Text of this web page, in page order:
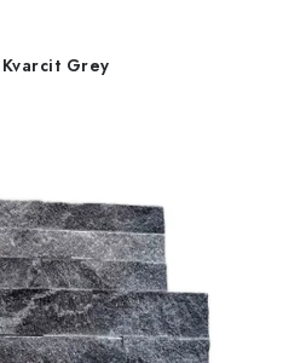
Kvarcit Grey